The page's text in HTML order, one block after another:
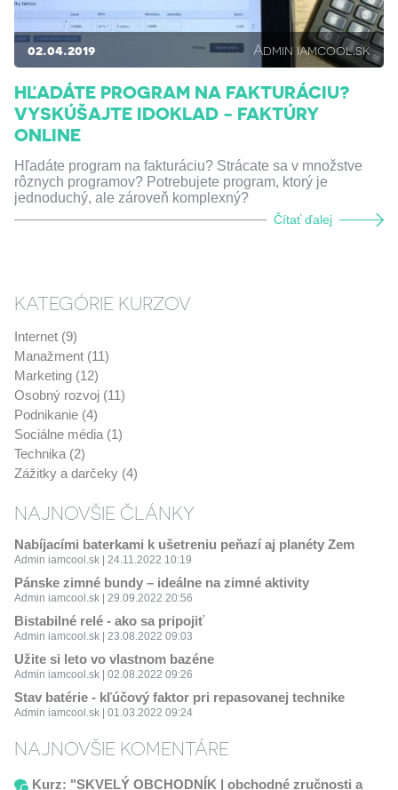
02.04.2019 Admin iamcool.sk
HĽADÁTE PROGRAM NA FAKTURÁCIU?
VYSKÚŠAJTE IDOKLAD - FAKTÚRY
ONLINE
Hľadáte program na fakturáciu? Strácate sa v množstve
rôznych programov? Potrebujete program, ktorý je
jednoduchý, ale zároveň komplexný?
Čítať ďalej
KATEGÓRIE KURZOV
Internet (9)
Manažment (11)
Marketing (12)
Osobný rozvoj (11)
Podnikanie (4)
Sociálne média (1)
Technika (2)
Zážitky a darčeky (4)
NAJNOVŠIE ČLÁNKY
Nabíjacími baterkami k ušetreniu peňazí aj planéty Zem
Admin iamcool.sk | 24.11.2022 10:19
Pánske zimné bundy – ideálne na zimné aktivity
Admin iamcool.sk | 29.09.2022 20:56
Bistabilné relé - ako sa pripojiť
Admin iamcool.sk | 23.08.2022 09:03
Užite si leto vo vlastnom bazéne
Admin iamcool.sk | 02.08.2022 09:26
Stav batérie - kľúčový faktor pri repasovanej technike
Admin iamcool.sk | 01.03.2022 09:24
NAJNOVŠIE KOMENTÁRE
Kurz: "SKVELÝ OBCHODNÍK | obchodné zručnosti a